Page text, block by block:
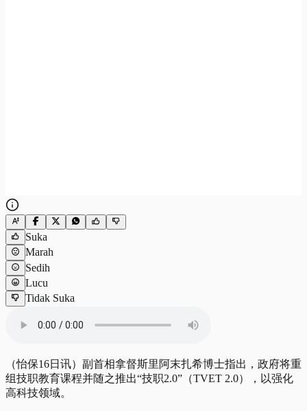
Suka
Marah
Sedih
Lucu
Tidak Suka
（怡保16日讯）副首相拿督斯里阿末扎希博士指出，政府将重
组技职教育课程并随之推出“技职2.0”（TVET 2.0），以强化
高科技领域。